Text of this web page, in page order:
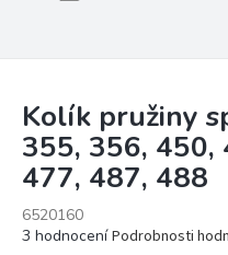
Kolík pružiny
355, 356, 450,
477, 487, 488
6520160
Průměrné
3 hodnocení Podrobnosti